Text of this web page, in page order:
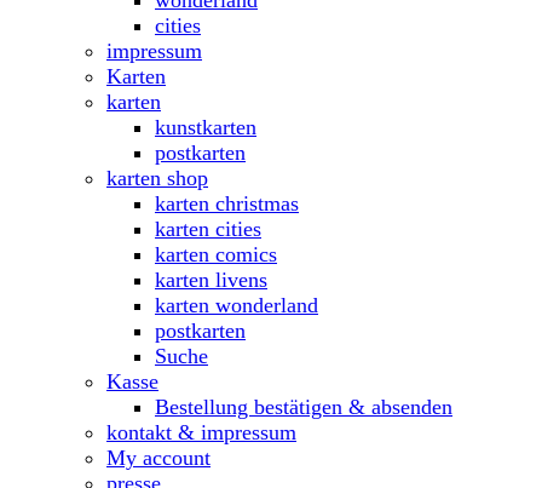
cities
impressum
Karten
karten
kunstkarten
postkarten
karten shop
karten christmas
karten cities
karten comics
karten livens
karten wonderland
postkarten
Suche
Kasse
Bestellung bestätigen & absenden
kontakt & impressum
My account